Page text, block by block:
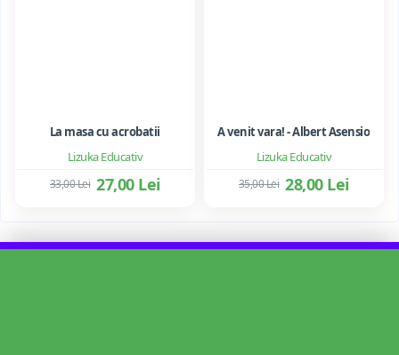
Lizuka Educativ
La masa cu acrobatii
27,00 Lei
33,00 Lei
Lizuka Educativ
A venit vara! - Albert Asensio
28,00 Lei
35,00 Lei